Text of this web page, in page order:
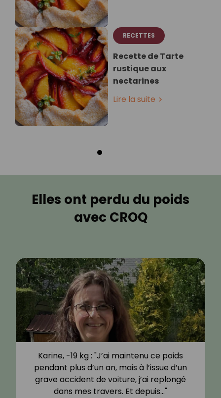
RECETTES
Recette de Tarte
rustique aux
nectarines
Lire la suite
Elles ont perdu du poids
avec CROQ
Karine, -19 kg : "J’ai maintenu ce poids
pendant plus d’un an, mais à l’issue d’un
grave accident de voiture, j’ai replongé
dans mes travers. Et depuis…"